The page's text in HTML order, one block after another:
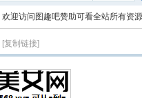
欢迎访问图趣吧赞助可看全站所有资源
[复制链接]